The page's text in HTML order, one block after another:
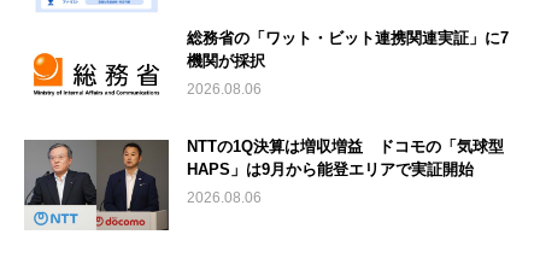
総務省の「ワット・ビット連携関連実証」に7
機関が採択
2026.08.06
NTTの1Q決算は増収増益 ドコモの「気球型
HAPS」は9月から能登エリアで実証開始
2026.08.06